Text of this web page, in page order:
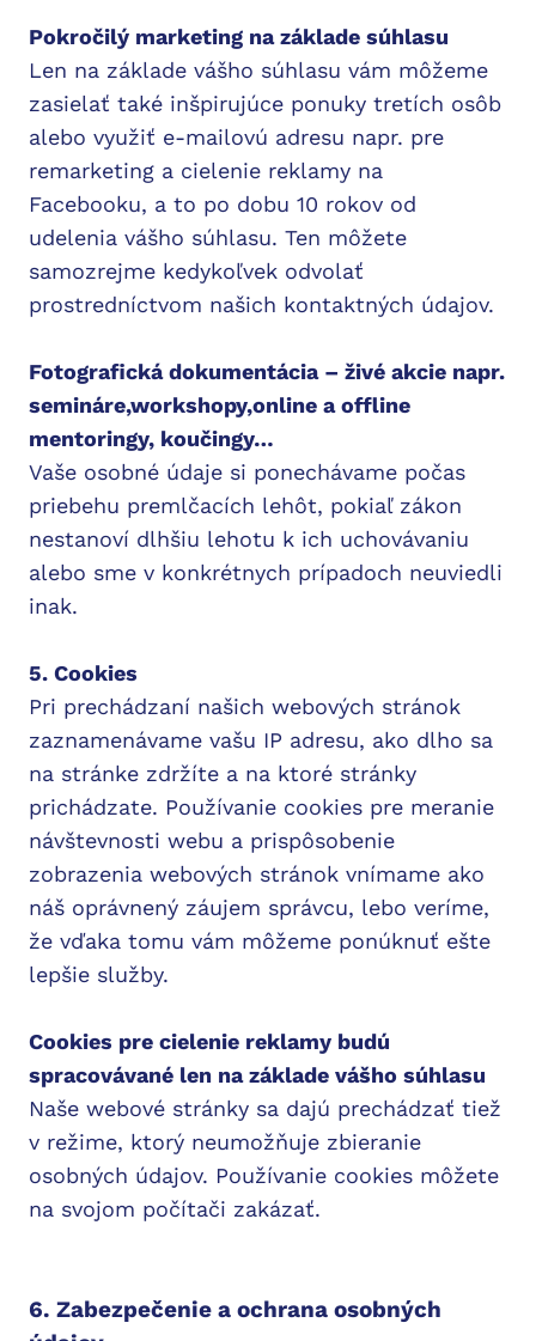
Pokročilý marketing na základe súhlasu
Len na základe vášho súhlasu vám môžeme
zasielať také inšpirujúce ponuky tretích osôb
alebo využiť e-mailovú adresu napr. pre
remarketing a cielenie reklamy na
Facebooku, a to po dobu 10 rokov od
udelenia vášho súhlasu. Ten môžete
samozrejme kedykoľvek odvolať
prostredníctvom našich kontaktných údajov.
Fotografická dokumentácia – živé akcie napr.
semináre,workshopy,online a offline
mentoringy, koučingy…
Vaše osobné údaje si ponechávame počas
priebehu premlčacích lehôt, pokiaľ zákon
nestanoví dlhšiu lehotu k ich uchovávaniu
alebo sme v konkrétnych prípadoch neuviedli
inak.
5. Cookies
Pri prechádzaní našich webových stránok
zaznamenávame vašu IP adresu, ako dlho sa
na stránke zdržíte a na ktoré stránky
prichádzate. Používanie cookies pre meranie
návštevnosti webu a prispôsobenie
zobrazenia webových stránok vnímame ako
náš oprávnený záujem správcu, lebo veríme,
že vďaka tomu vám môžeme ponúknuť ešte
lepšie služby.
Cookies pre cielenie reklamy budú
spracovávané len na základe vášho súhlasu
Naše webové stránky sa dajú prechádzať tiež
v režime, ktorý neumožňuje zbieranie
osobných údajov. Používanie cookies môžete
na svojom počítači zakázať.
6. Zabezpečenie a ochrana osobných